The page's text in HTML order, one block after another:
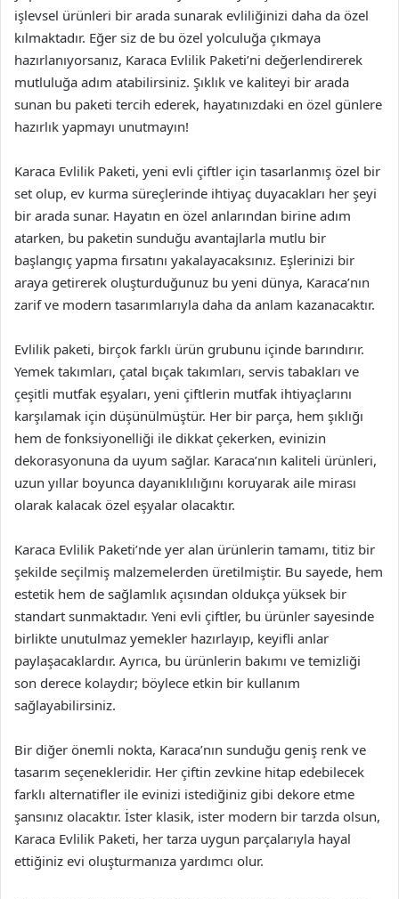
işlevsel ürünleri bir arada sunarak evliliğinizi daha da özel
kılmaktadır. Eğer siz de bu özel yolculuğa çıkmaya
hazırlanıyorsanız, Karaca Evlilik Paketi’ni değerlendirerek
mutluluğa adım atabilirsiniz. Şıklık ve kaliteyi bir arada
sunan bu paketi tercih ederek, hayatınızdaki en özel günlere
hazırlık yapmayı unutmayın!
Karaca Evlilik Paketi, yeni evli çiftler için tasarlanmış özel bir
set olup, ev kurma süreçlerinde ihtiyaç duyacakları her şeyi
bir arada sunar. Hayatın en özel anlarından birine adım
atarken, bu paketin sunduğu avantajlarla mutlu bir
başlangıç yapma fırsatını yakalayacaksınız. Eşlerinizi bir
araya getirerek oluşturduğunuz bu yeni dünya, Karaca’nın
zarif ve modern tasarımlarıyla daha da anlam kazanacaktır.
Evlilik paketi, birçok farklı ürün grubunu içinde barındırır.
Yemek takımları, çatal bıçak takımları, servis tabakları ve
çeşitli mutfak eşyaları, yeni çiftlerin mutfak ihtiyaçlarını
karşılamak için düşünülmüştür. Her bir parça, hem şıklığı
hem de fonksiyonelliği ile dikkat çekerken, evinizin
dekorasyonuna da uyum sağlar. Karaca’nın kaliteli ürünleri,
uzun yıllar boyunca dayanıklılığını koruyarak aile mirası
olarak kalacak özel eşyalar olacaktır.
Karaca Evlilik Paketi’nde yer alan ürünlerin tamamı, titiz bir
şekilde seçilmiş malzemelerden üretilmiştir. Bu sayede, hem
estetik hem de sağlamlık açısından oldukça yüksek bir
standart sunmaktadır. Yeni evli çiftler, bu ürünler sayesinde
birlikte unutulmaz yemekler hazırlayıp, keyifli anlar
paylaşacaklardır. Ayrıca, bu ürünlerin bakımı ve temizliği
son derece kolaydır; böylece etkin bir kullanım
sağlayabilirsiniz.
Bir diğer önemli nokta, Karaca’nın sunduğu geniş renk ve
tasarım seçenekleridir. Her çiftin zevkine hitap edebilecek
farklı alternatifler ile evinizi istediğiniz gibi dekore etme
şansınız olacaktır. İster klasik, ister modern bir tarzda olsun,
Karaca Evlilik Paketi, her tarza uygun parçalarıyla hayal
ettiğiniz evi oluşturmanıza yardımcı olur.